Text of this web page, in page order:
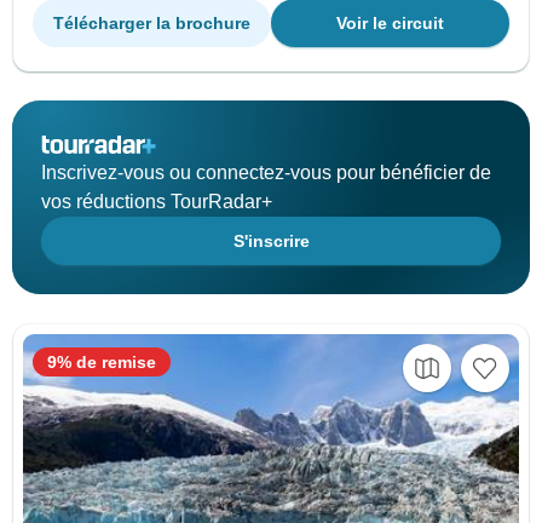
Voir le circuit
Télécharger la brochure
Inscrivez-vous ou connectez-vous pour bénéficier de
vos réductions TourRadar+
S'inscrire
9% de remise